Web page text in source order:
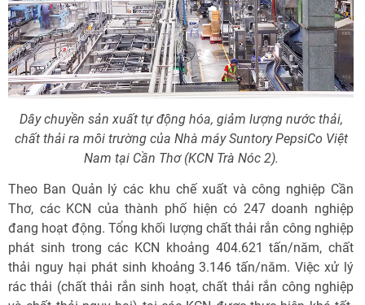
Dây chuyền sản xuất tự động hóa, giảm lượng nước thải,
chất thải ra môi trường của Nhà máy Suntory PepsiCo Việt
Nam tại Cần Thơ (KCN Trà Nóc 2).
Theo Ban Quản lý các khu chế xuất và công nghiệp Cần
Thơ, các KCN của thành phố hiện có 247 doanh nghiệp
đang hoạt động. Tổng khối lượng chất thải rắn công nghiệp
phát sinh trong các KCN khoảng 404.621 tấn/năm, chất
thải nguy hại phát sinh khoảng 3.146 tấn/năm. Việc xử lý
rác thải (chất thải rắn sinh hoạt, chất thải rắn công nghiệp